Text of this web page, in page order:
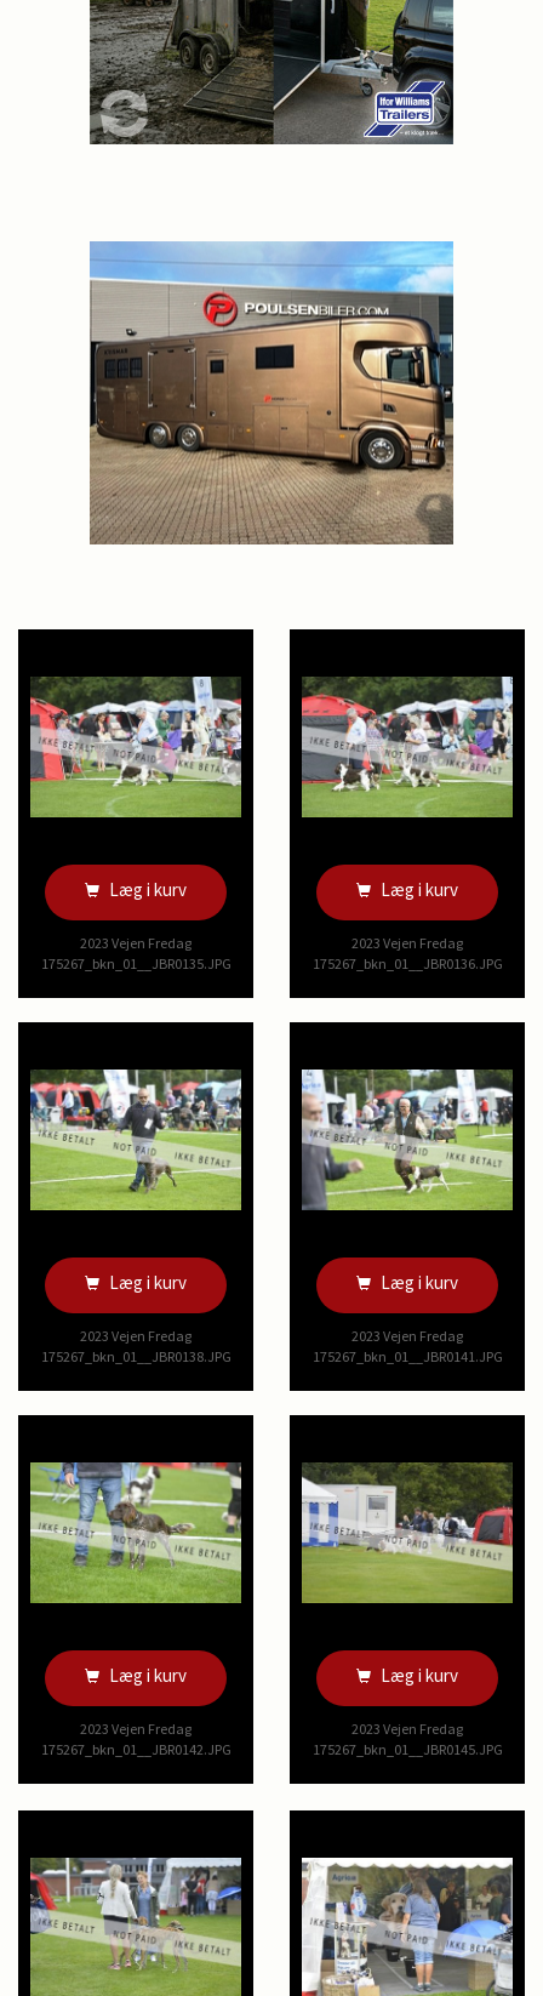
Læg i kurv
2023 Vejen Fredag
175267_bkn_01__JBR0135.JPG
Læg i kurv
2023 Vejen Fredag
175267_bkn_01__JBR0136.JPG
Læg i kurv
2023 Vejen Fredag
175267_bkn_01__JBR0138.JPG
Læg i kurv
2023 Vejen Fredag
175267_bkn_01__JBR0141.JPG
Læg i kurv
2023 Vejen Fredag
175267_bkn_01__JBR0142.JPG
Læg i kurv
2023 Vejen Fredag
175267_bkn_01__JBR0145.JPG